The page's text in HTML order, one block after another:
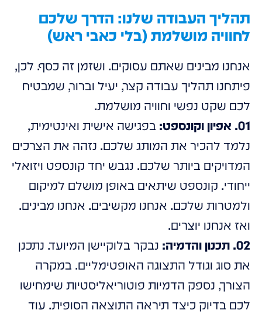
תהליך העבודה שלנו: הדרך שלכם
לחוויה מושלמת (בלי כאבי ראש)
אנחנו מבינים שאתם עסוקים. ושזמן זה כסף. לכן,
פיתחנו תהליך עבודה קצר, יעיל וברור, שמבטיח
לכם שקט נפשי וחוויה מושלמת.
01. אפיון וקונספט:
בפגישה אישית ואינטימית,
נלמד להכיר את המותג שלכם. נזהה את הצרכים
המדויקים ביותר שלכם. נגבש יחד קונספט ויזואלי
ייחודי. קונספט שיתאים באופן מושלם למיקום
ולמטרות שלכם. אנחנו מקשיבים. אנחנו מבינים.
ואז אנחנו יוצרים.
02. תכנון והדמיה:
נבקר בלוקיישן המיועד. נתכנן
את סוג וגודל התצוגה האופטימליים. במקרה
הצורך, נספק הדמיות פוטוריאליסטיות שימחישו
לכם בדיוק כיצד תיראה התוצאה הסופית. עוד